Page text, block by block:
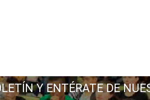
Y ENTÉRATE DE